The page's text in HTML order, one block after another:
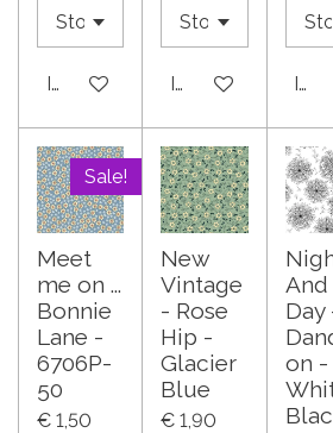
In winkelwagenIn winkelwagenIn
Sale!
Meet
me on ...
Bonnie
Lane -
6706P-
50
€ 1,50
New
Vintage
- Rose
Hip -
Glacier
Blue
€ 1,90
And
Day
on -